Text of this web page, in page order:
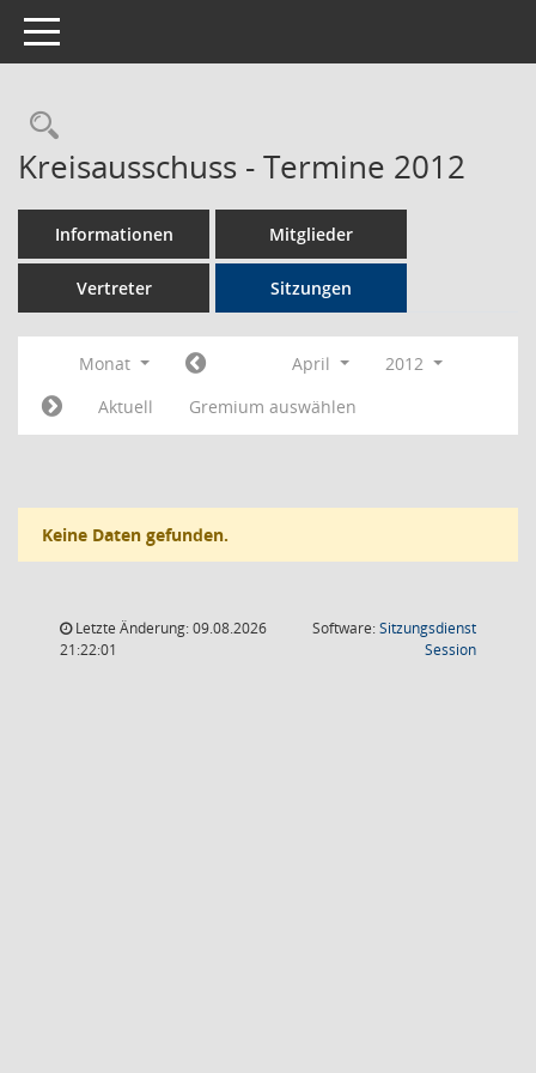
Toggle navigation
Rechercheauswahl
Kreisausschuss - Termine 2012
Informationen Mitglieder
Vertreter Sitzungen
Monat April
2012
Aktuell
Gremium auswählen
Keine Daten gefunden.
Letzte Änderung: 09.08.2026
21:22:01
Software:Sitzungsdienst
Session(Wird in